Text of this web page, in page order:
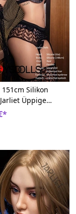
151cm Silikon
Üppige
Sex Puppe